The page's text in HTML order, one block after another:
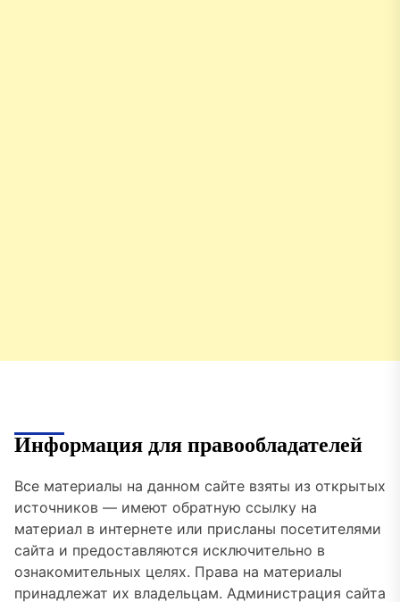
Информация для правообладателей
Все материалы на данном сайте взяты из открытых
источников — имеют обратную ссылку на
материал в интернете или присланы посетителями
сайта и предоставляются исключительно в
ознакомительных целях. Права на материалы
принадлежат их владельцам. Администрация сайта